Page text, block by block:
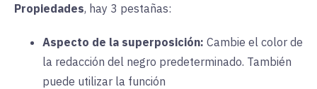
Propiedades, hay 3 pestañas:
Aspecto de la superposición: Cambie el color de
la redacción del negro predeterminado. También
puede utilizar la función